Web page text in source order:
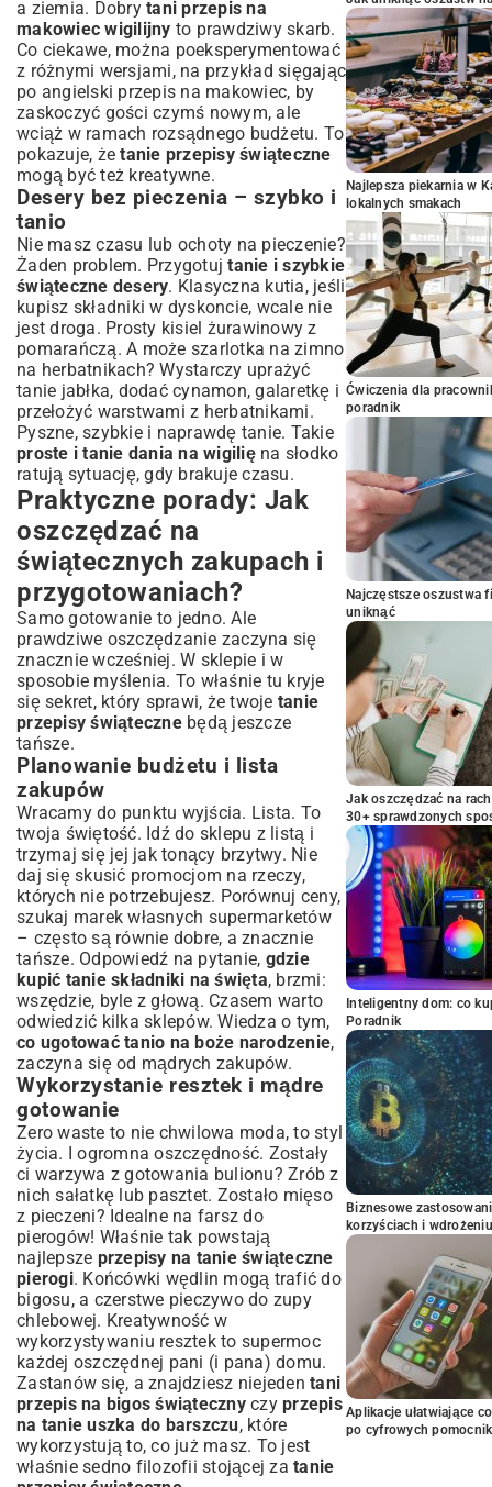
a ziemia. Dobry tani przepis na
makowiec wigilijny to prawdziwy skarb.
Co ciekawe, można poeksperymentować
z różnymi wersjami, na przykład sięgając
po angielski przepis na makowiec, by
zaskoczyć gości czymś nowym, ale
wciąż w ramach rozsądnego budżetu. To
pokazuje, żetanie przepisy świąteczne
mogą być też kreatywne.
Desery bez pieczenia – szybko i
tanio
Nie masz czasu lub ochoty na pieczenie?
Żaden problem. Przygotujtanie i szybkie
świąteczne desery. Klasyczna kutia, jeśli
kupisz składniki w dyskoncie, wcale nie
jest droga. Prosty kisiel żurawinowy z
pomarańczą. A może szarlotka na zimno
na herbatnikach? Wystarczy uprażyć
tanie jabłka, dodać cynamon, galaretkę i
przełożyć warstwami z herbatnikami.
Pyszne, szybkie i naprawdę tanie. Takie
proste i tanie dania na wigilięna słodko
ratują sytuację, gdy brakuje czasu.
Praktyczne porady: Jak
oszczędzać na
świątecznych zakupach i
przygotowaniach?
Samo gotowanie to jedno. Ale
prawdziwe oszczędzanie zaczyna się
znacznie wcześniej. W sklepie i w
sposobie myślenia. To właśnie tu kryje
się sekret, który sprawi, że twoje tanie
przepisy świątecznebędą jeszcze
tańsze.
Planowanie budżetu i lista
zakupów
Wracamy do punktu wyjścia. Lista. To
twoja świętość. Idź do sklepu z listą i
trzymaj się jej jak tonący brzytwy. Nie
daj się skusić promocjom na rzeczy,
których nie potrzebujesz. Porównuj ceny,
szukaj marek własnych supermarketów
– często są równie dobre, a znacznie
tańsze. Odpowiedź na pytanie, gdzie
kupić tanie składniki na święta, brzmi:
wszędzie, byle z głową. Czasem warto
odwiedzić kilka sklepów. Wiedza o tym,
co ugotować tanio na boże narodzenie,
zaczyna się od mądrych zakupów.
Wykorzystanie resztek i mądre
gotowanie
Zero waste to nie chwilowa moda, to styl
życia. I ogromna oszczędność. Zostały
ci warzywa z gotowania bulionu? Zrób z
nich sałatkę lub pasztet. Zostało mięso
z pieczeni? Idealne na farsz do
pierogów! Właśnie tak powstają
najlepsze przepisy na tanie świąteczne
pierogi. Końcówki wędlin mogą trafić do
bigosu, a czerstwe pieczywo do zupy
chlebowej. Kreatywność w
wykorzystywaniu resztek to supermoc
każdej oszczędnej pani (i pana) domu.
Zastanów się, a znajdziesz niejeden tani
przepis na bigos świątecznyczy przepis
na tanie uszka do barszczu, które
wykorzystują to, co już masz. To jest
właśnie sedno filozofii stojącej za tanie
Najlepsza piekarnia w
lokalnych smakach
Ćwiczenia dla
poradnik
Najczęstsze oszustwa
uniknąć
Jak oszczędzać na
30+ sprawdzonych
Inteligentny dom: co
Poradnik
Biznesowe
korzyściach i wdrożeniu
Aplikacje ułatwiające
po cyfrowych